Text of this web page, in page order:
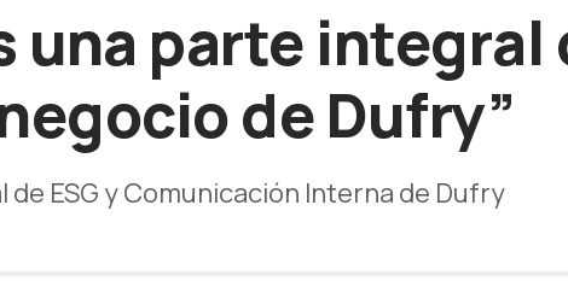
una parte integral
de Dufry”
ESG y Comunicación Interna de Dufry